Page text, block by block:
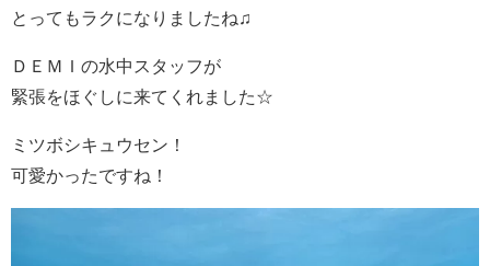
とってもラクになりましたね♫
ＤＥＭＩの水中スタッフが
緊張をほぐしに来てくれました☆
ミツボシキュウセン！
可愛かったですね！